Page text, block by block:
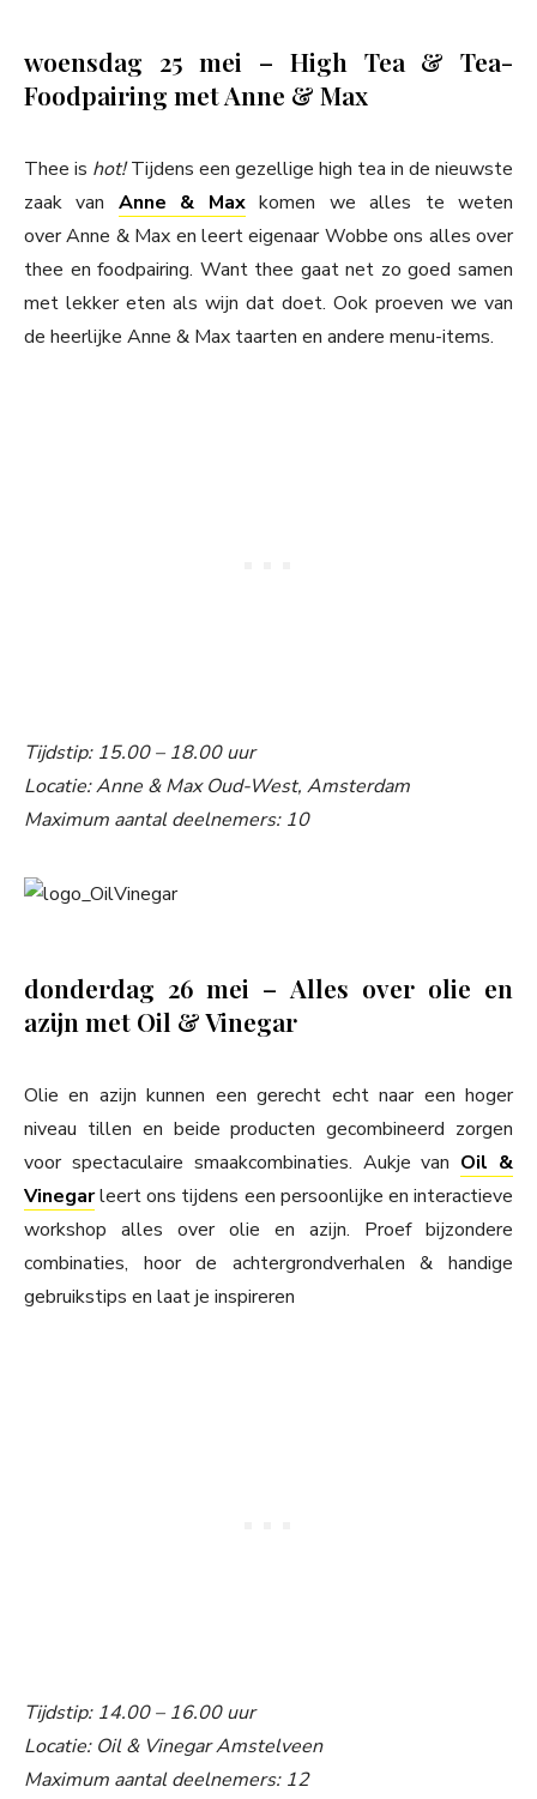
woensdag 25 mei – High Tea & Tea-
Foodpairing met Anne & Max
Thee is hot!Tijdens een gezellige high tea in de nieuwste
zaak van Anne & Maxkomen we alles te weten
over Anne & Max en leert eigenaar Wobbe ons alles over
thee en foodpairing. Want thee gaat net zo goed samen
met lekker eten als wijn dat doet. Ook proeven we van
de heerlijke Anne & Max taarten en andere menu-items.
Tijdstip: 15.00 – 18.00 uur
Locatie: Anne & Max Oud-West, Amsterdam
Maximum aantal deelnemers: 10
donderdag 26 mei – Alles over olie en
azijn met Oil & Vinegar
Olie en azijn kunnen een gerecht echt naar een hoger
niveau tillen en beide producten gecombineerd zorgen
voor spectaculaire smaakcombinaties. Aukje van Oil &
Vinegarleert ons tijdens een persoonlijke en interactieve
workshop alles over olie en azijn. Proef bijzondere
combinaties, hoor de achtergrondverhalen & handige
gebruikstips en laat je inspireren
Tijdstip: 14.00 – 16.00 uur
Locatie: Oil & Vinegar Amstelveen
Maximum aantal deelnemers: 12